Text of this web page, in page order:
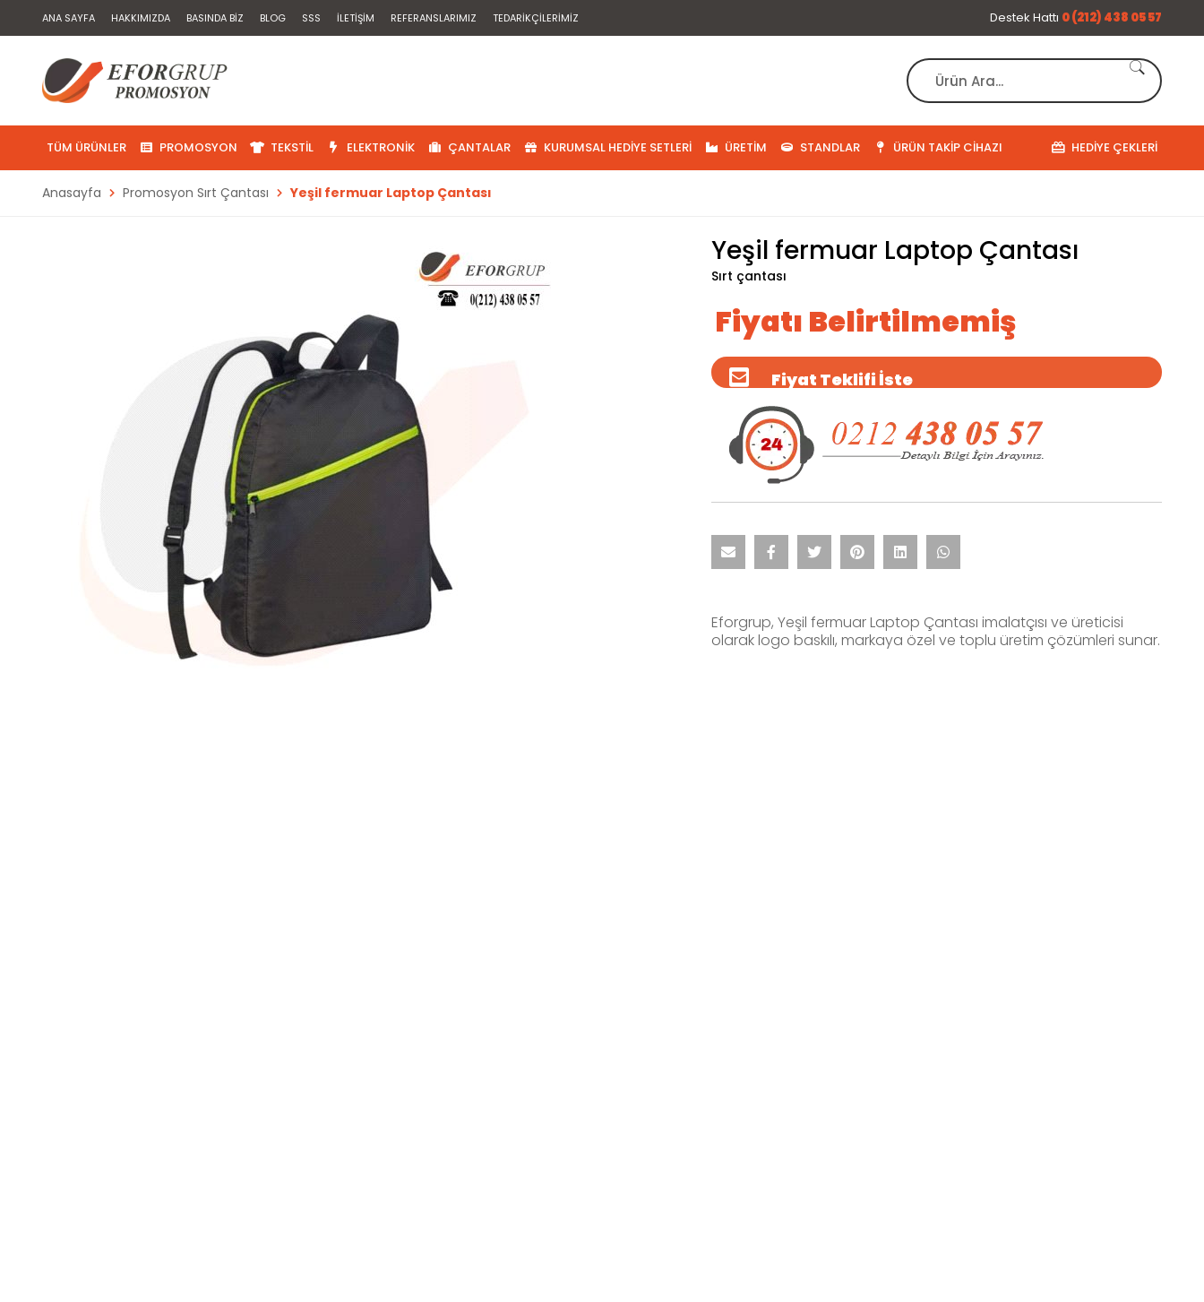
ANA SAYFA HAKKIMIZDA BASINDA BIZ BLOG SSS İLETIŞIM REFERANSLARIMIZ TEDARIKÇILERIMIZ Destek Hattı 0 (212) 438 05 57
TÜM ÜRÜNLER PROMOSYON TEKSTIL ELEKTRONIK ÇANTALAR KURUMSAL HEDIYE SETLERI ÜRETIM HEDIYE ÇEKLERI
STANDLAR ÜRÜN TAKIP CIHAZI
Anasayfa Promosyon Sırt Çantası Yeşil fermuar Laptop Çantası
Yeşil fermuar Laptop Çantası
Sırt çantası
Fiyatı Belirtilmemiş
Fiyat Teklifi İste
Eforgrup, Yeşil fermuar Laptop Çantası imalatçısı ve üreticisi
olarak logo baskılı, markaya özel ve toplu üretim çözümleri sunar.